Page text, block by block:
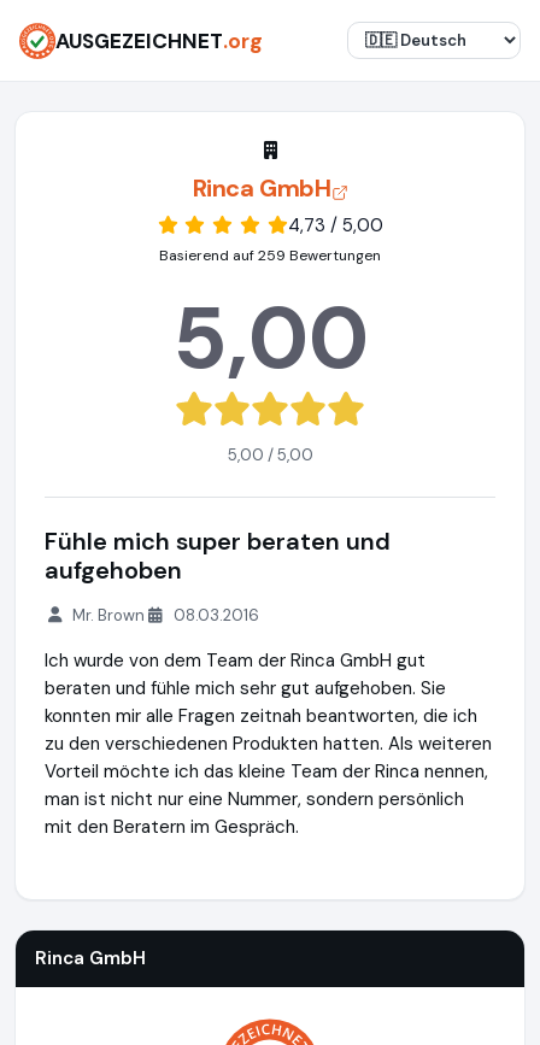
AUSGEZEICHNET.org
Rinca GmbH
4,73 / 5,00
Basierend auf 259 Bewertungen
5,00
5,00 / 5,00
Fühle mich super beraten und
aufgehoben
Mr. Brown 08.03.2016
Ich wurde von dem Team der Rinca GmbH gut
beraten und fühle mich sehr gut aufgehoben. Sie
konnten mir alle Fragen zeitnah beantworten, die ich
zu den verschiedenen Produkten hatten. Als weiteren
Vorteil möchte ich das kleine Team der Rinca nennen,
man ist nicht nur eine Nummer, sondern persönlich
mit den Beratern im Gespräch.
Rinca GmbH